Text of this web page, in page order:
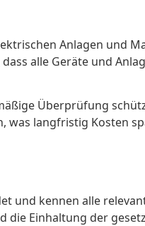
Anlagen und
alle Geräte und
Überprüfung
was langfristig Kosten
und kennen alle
Einhaltung der